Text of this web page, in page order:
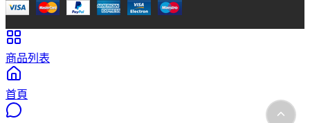
商品列表
首頁